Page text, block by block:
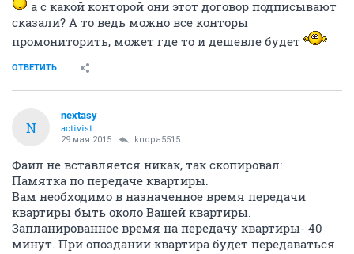
а с какой конторой они этот договор подписывают
сказали? А то ведь можно все конторы
промониторить, может где то и дешевле будет
ОТВЕТИТЬ
N
nextasy
activist
29 мая 2015 knopa5515
Фаил не вставляется никак, так скопировал:
Памятка по передаче квартиры.
Вам необходимо в назначенное время передачи
квартиры быть около Вашей квартиры.
Запланированное время на передачу квартиры- 40
минут. При опоздании квартира будет передаваться